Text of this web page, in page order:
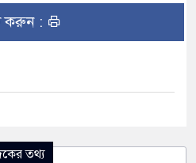
করুন :
তথ্য